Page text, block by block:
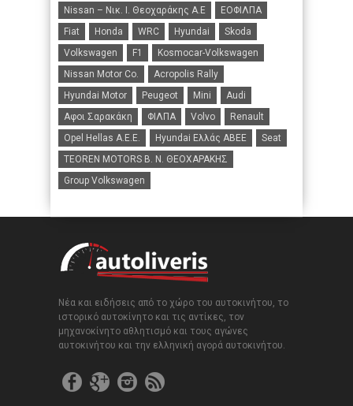
Nissan – Νικ. Ι. Θεοχαράκης Α.Ε
ΕΟΦΙΛΠΑ
Fiat
Honda WRC Hyundai
Skoda
Volkswagen
F1
Kosmocar-Volkswagen
Nissan Motor Co.
Acropolis Rally
Hyundai Motor
Peugeot Mini
Audi
Αφοι Σαρακάκη
ΦΙΛΠΑ Volvo
Renault
Opel Hellas A.E.E.
Hyundai Ελλάς ΑΒΕΕ
Seat
TEOREN MOTORS B. N. ΘΕΟΧΑΡΑΚΗΣ
Group Volkswagen
Νέα και ειδήσεις από το χώρο του αυτοκινήτου, το
ιστορικό αυτοκίνητο και τις αντίκες, τον
μηχανοκίνητο αθλητισμό και τους αγώνες
αυτοκινήτου και την ελληνική αγορά αυτοκινήτου.